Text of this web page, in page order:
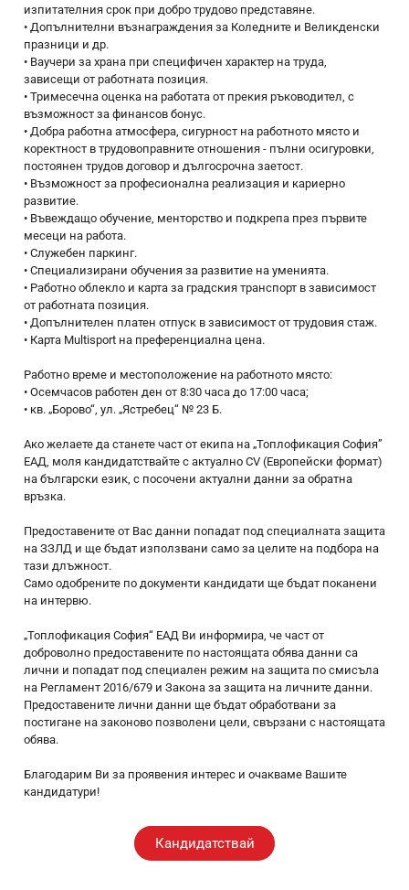
изпитателния срок при добро трудово представяне.
• Допълнителни възнаграждения за Коледните и Великденски
празници и др.
• Ваучери за храна при специфичен характер на труда,
зависещи от работната позиция.
• Тримесечна оценка на работата от прекия ръководител, с
възможност за финансов бонус.
• Добра работна атмосфера, сигурност на работното място и
коректност в трудовоправните отношения - пълни осигуровки,
постоянен трудов договор и дългосрочна заетост.
• Възможност за професионална реализация и кариерно
развитие.
• Въвеждащо обучение, менторство и подкрепа през първите
месеци на работа.
• Служебен паркинг.
• Специализирани обучения за развитие на уменията.
• Работно облекло и карта за градския транспорт в зависимост
от работната позиция.
• Допълнителен платен отпуск в зависимост от трудовия стаж.
• Карта Мultisport на преференциална цена.
Работно време и местоположение на работното място:
• Осемчасов работен ден от 8:30 часа до 17:00 часа;
• кв. „Борово“, ул. „Ястребец“ № 23 Б.
Ако желаете да станете част от екипа на „Топлофикация София”
ЕАД, моля кандидатствайте с актуално CV (Европейски формат)
на български език, с посочени актуални данни за обратна
връзка.
Предоставените от Вас данни попадат под специалната защита
на ЗЗЛД и ще бъдат използвани само за целите на подбора на
тази длъжност.
Само одобрените по документи кандидати ще бъдат поканени
на интервю.
„Топлофикация София“ ЕАД Ви информира, че част от
доброволно предоставените по настоящата обява данни са
лични и попадат под специален режим на защита по смисъла
на Регламент 2016/679 и Закона за защита на личните данни.
Предоставените лични данни ще бъдат обработвани за
постигане на законово позволени цели, свързани с настоящата
обява.
Благодарим Ви за проявения интерес и очакваме Вашите
кандидатури!
Кандидатствай